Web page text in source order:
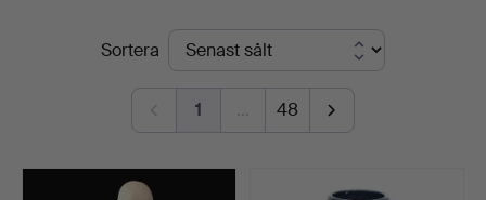
SlutpriserSortera
1 … 48